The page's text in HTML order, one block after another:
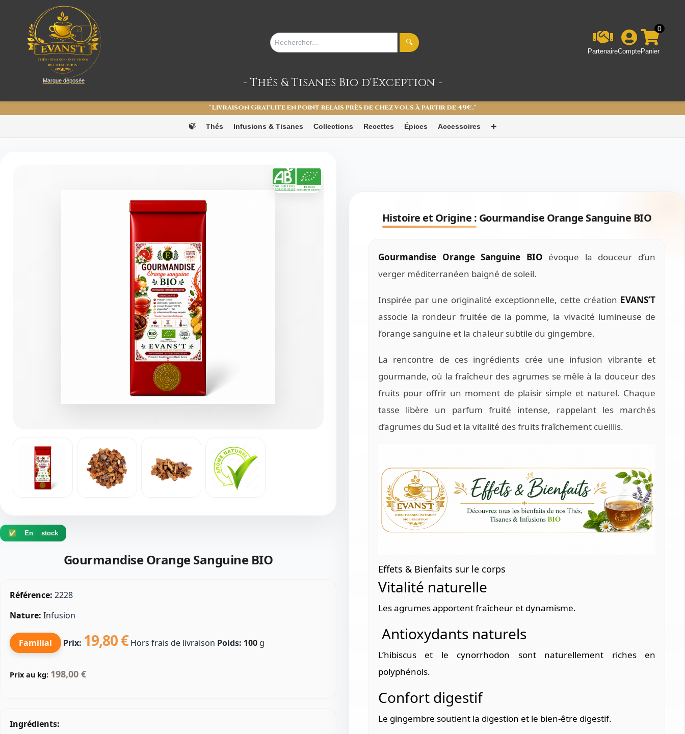
Marque déposée
🔍
PartenaireCompte
0
Panier
- Thés & Tisanes Bio d'Exception -
"Livraison Gratuite en point relais près de chez vous à partir de 49€."
🍃 Thés Infusions & Tisanes Collections Recettes Épices Accessoires ➕
✅ En stock
Gourmandise Orange Sanguine BIO
Référence: 2228
Nature: Infusion
Familial Prix: 19,80 € Hors frais de livraison Poids: 100 g
Prix au kg: 198,00 €
Ingrédients:
Histoire et Origine : Gourmandise Orange Sanguine BIO
Gourmandise Orange Sanguine BIO évoque la douceur d’un
verger méditerranéen baigné de soleil.
Inspirée par une originalité exceptionnelle, cette création EVANS’T
associe la rondeur fruitée de la pomme, la vivacité lumineuse de
l’orange sanguine et la chaleur subtile du gingembre.
La rencontre de ces ingrédients crée une infusion vibrante et
gourmande, où la fraîcheur des agrumes se mêle à la douceur des
fruits pour offrir un moment de plaisir simple et naturel. Chaque
tasse libère un parfum fruité intense, rappelant les marchés
d’agrumes du Sud et la vitalité des fruits fraîchement cueillis.
Effets & Bienfaits sur le corps
Vitalité naturelle
Les agrumes apportent fraîcheur et dynamisme.
Antioxydants naturels
L’hibiscus et le cynorrhodon sont naturellement riches en
polyphénols.
Confort digestif
Le gingembre soutient la digestion et le bien-être digestif.